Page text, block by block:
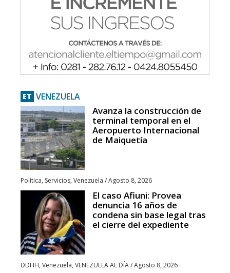
ET VENEZUELA
Avanza la construcción de
terminal temporal en el
Aeropuerto Internacional
de Maiquetía
Política, Servicios, Venezuela /Agosto 8, 2026
El caso Afiuni: Provea
denuncia 16 años de
condena sin base legal tras
el cierre del expediente
DDHH, Venezuela, VENEZUELA AL DÍA/Agosto 8, 2026